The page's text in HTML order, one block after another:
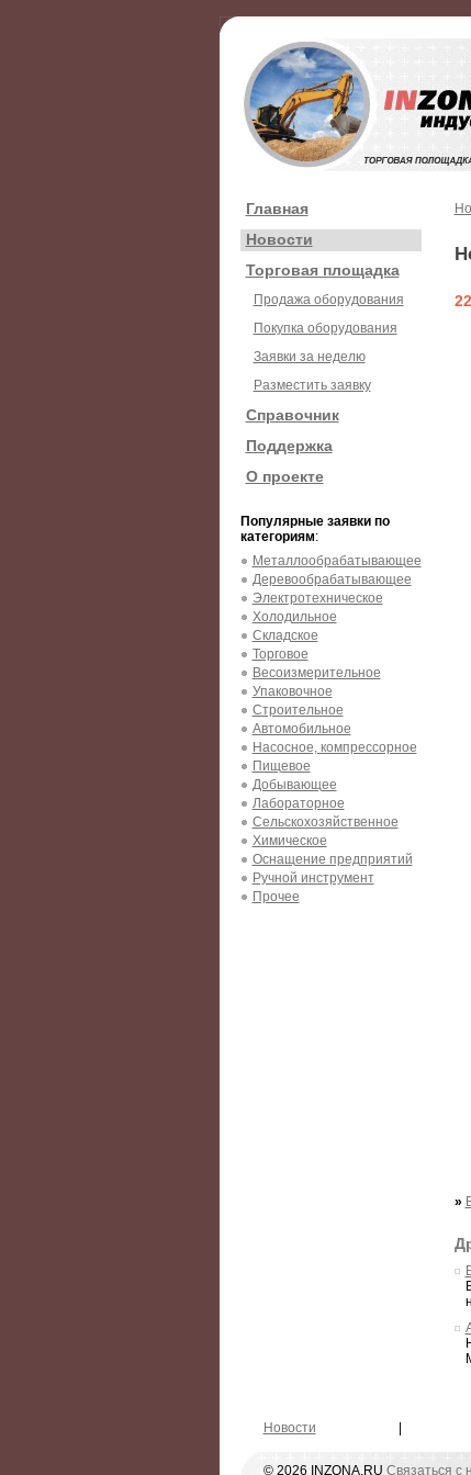
Главная
Новости
Торговая площадка
Продажа оборудования
Покупка оборудования
Заявки за неделю
Разместить заявку
Справочник
Поддержка
О проекте
Популярные заявки по
категориям:
Металлообрабатывающее
Деревообрабатывающее
Электротехническое
Холодильное
Складское
Торговое
Весоизмерительное
Упаковочное
Строительное
Автомобильное
Насосное, компрессорное
Пищевое
Добывающее
Лабораторное
Сельскохозяйственное
Химическое
Оснащение предприятий
Ручной инструмент
Прочее
»
Новости
© 2026 INZONA.RU Связаться с